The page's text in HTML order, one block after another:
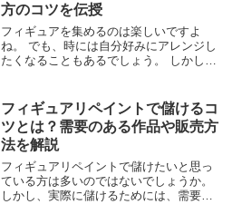
方のコツを伝授
フィギュアを集めるのは楽しいですよ
ね。 でも、時には自分好みにアレンジし
たくなることもあるでしょう。 しかし、
ょうか。 この記事では、フィギュア改造
初心者の方向けに、必...
フィギュアリペイントで儲けるコ
ツとは？需要のある作品や販売方
法を解説
フィギュアリペイントで儲けたいと思っ
ている方は多いのではないでしょうか。
しかし、実際に儲けるためには、需要の